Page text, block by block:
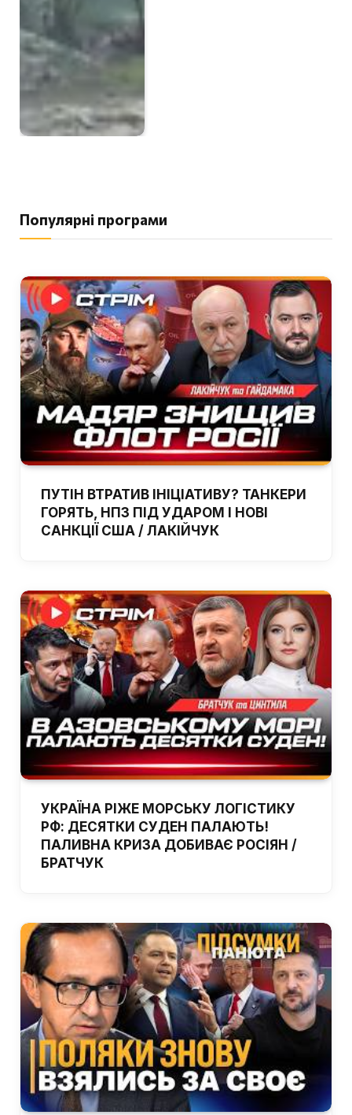
Популярні програми
ПУТІН ВТРАТИВ ІНІЦІАТИВУ? ТАНКЕРИ
ГОРЯТЬ, НПЗ ПІД УДАРОМ І НОВІ
САНКЦІЇ США / ЛАКІЙЧУК
УКРАЇНА РІЖЕ МОРСЬКУ ЛОГІСТИКУ
РФ: ДЕСЯТКИ СУДЕН ПАЛАЮТЬ!
ПАЛИВНА КРИЗА ДОБИВАЄ РОСІЯН /
БРАТЧУК